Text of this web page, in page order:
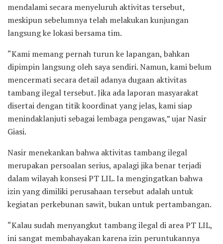
mendalami secara menyeluruh aktivitas tersebut,
meskipun sebelumnya telah melakukan kunjungan
langsung ke lokasi bersama tim.
“Kami memang pernah turun ke lapangan, bahkan
dipimpin langsung oleh saya sendiri. Namun, kami belum
mencermati secara detail adanya dugaan aktivitas
tambang ilegal tersebut. Jika ada laporan masyarakat
disertai dengan titik koordinat yang jelas, kami siap
menindaklanjuti sebagai lembaga pengawas,” ujar Nasir
Giasi.
Nasir menekankan bahwa aktivitas tambang ilegal
merupakan persoalan serius, apalagi jika benar terjadi
dalam wilayah konsesi PT LIL. Ia mengingatkan bahwa
izin yang dimiliki perusahaan tersebut adalah untuk
kegiatan perkebunan sawit, bukan untuk pertambangan.
“Kalau sudah menyangkut tambang ilegal di area PT LIL,
ini sangat membahayakan karena izin peruntukannya